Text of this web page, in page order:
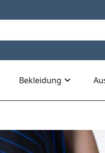
Bekleidung